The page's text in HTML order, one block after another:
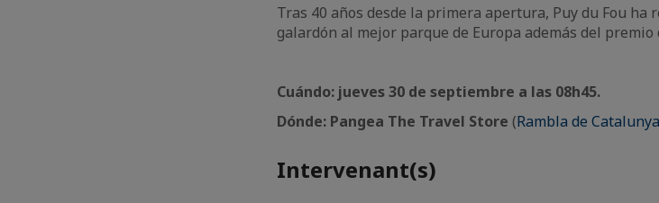
Tras 40 años desde la primera apertura, Puy du Fou ha
galardón al mejor parque de Europa además del
Cuándo: jueves 30 de septiembre a las 08h45.
Dónde: Pangea The Travel Store (Rambla de
Intervenant(s)